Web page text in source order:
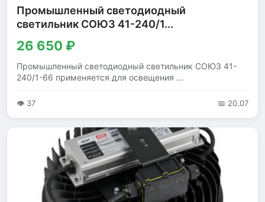
Промышленный светодиодный
светильник СОЮЗ 41-240/1...
26 650 ₽
Промышленный светодиодный светильник СОЮЗ 41-
240/1-66 применяется для освещения ...
👁 37 📅 20.07